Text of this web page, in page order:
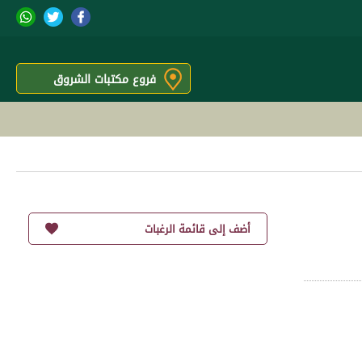
فروع مكتبات الشروق
أضف إلى قائمة الرغبات